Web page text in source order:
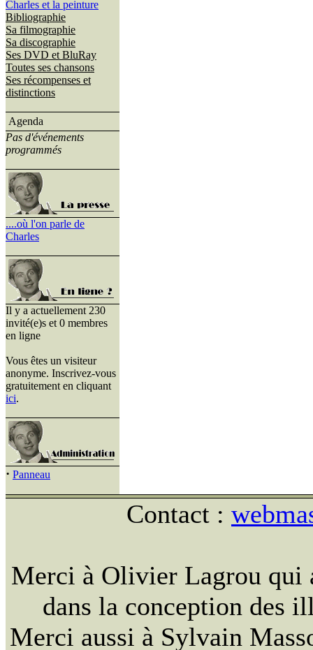
Charles et la peinture
Bibliographie
Sa filmographie
Sa discographie
Ses DVD et BluRay
Toutes ses chansons
Ses récompenses et
distinctions
Agenda
Pas d'événements
programmés
....où l'on parle de
Charles
Il y a actuellement 230
invité(e)s et 0 membres
en ligne
Vous êtes un visiteur
anonyme. Inscrivez-vous
gratuitement en cliquant
ici.
· Panneau
Contact :
Merci à Olivier Lagrou qui
dans la conception des
Merci aussi à Sylvain